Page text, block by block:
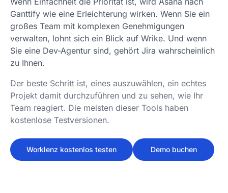
Ganttify wie eine Erleichterung wirken. Wenn Sie ein
großes Team mit komplexen Genehmigungen
verwalten, lohnt sich ein Blick auf Wrike. Und wenn
Sie eine Dev-Agentur sind, gehört Jira wahrscheinlich
zu Ihnen.
Der beste Schritt ist, eines auszuwählen, ein echtes
Projekt damit durchzuführen und zu sehen, wie Ihr
Team reagiert. Die meisten dieser Tools haben
kostenlose Testversionen.
Worklenz kostenlos testen Demo buchen